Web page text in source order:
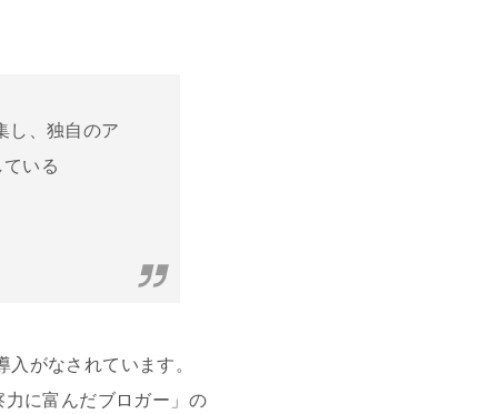
し、独自のア
いる
がなされています。
に富んだブロガー」の